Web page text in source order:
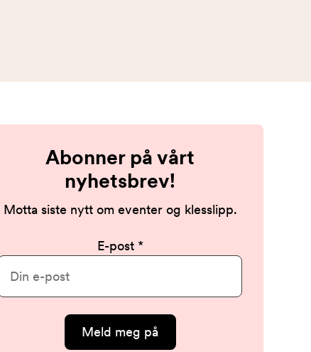
Abonner på vårt
nyhetsbrev!
Motta siste nytt om eventer og klesslipp.
E-post
Meld meg på